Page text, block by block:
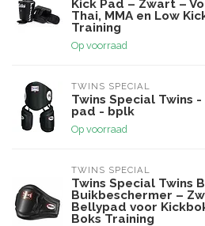
Kick Pad – Zwart –
Thai, MMA en Low
Training
Op voorraad
TWINS SPECIAL
Twins Special Twins
pad - bplk
Op voorraad
TWINS SPECIAL
Twins Special Twins
Buikbeschermer –
Bellypad voor
Boks Training